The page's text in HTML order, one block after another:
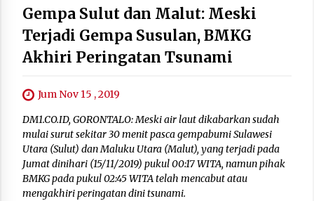
Gempa Sulut dan Malut: Meski
Terjadi Gempa Susulan, BMKG
Akhiri Peringatan Tsunami
Jum Nov 15 , 2019
DM1.CO.ID, GORONTALO: Meski air laut dikabarkan sudah
mulai surut sekitar 30 menit pasca gempabumi Sulawesi
Utara (Sulut) dan Maluku Utara (Malut), yang terjadi pada
Jumat dinihari (15/11/2019) pukul 00:17 WITA, namun pihak
BMKG pada pukul 02:45 WITA telah mencabut atau
mengakhiri peringatan dini tsunami.